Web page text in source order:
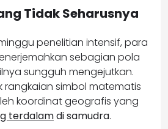
Tidak Seharusnya
penelitian intensif, para
sebagian pola
sungguh mengejutkan.
rangkaian simbol matematis
koordinat geografis yang
terdalamdi samudra.